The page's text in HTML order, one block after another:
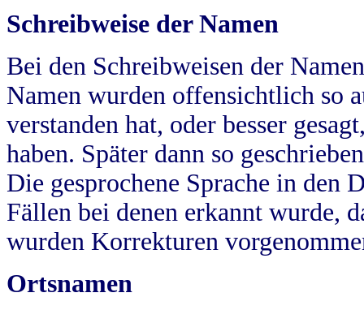
Schreibweise der Namen
Bei den Schreibweisen der
Namen wurden offensichtlich so
verstanden hat, oder besser
haben. Später dann so
Die gesprochene Sprache in
Fällen bei denen erkannt wurde,
wurden Korrekturen
Ortsnamen